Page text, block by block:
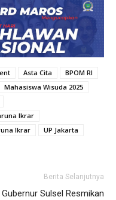
Asta Cita
BPOM RI
Mahasiswa Wisuda 2025
Ikrar
Ikrar
UP Jakarta
Berita Selanjutnya
Gubernur Sulsel Resmikan